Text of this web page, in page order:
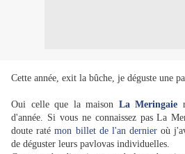
Cette année, exit la bûche, je déguste une
Oui celle que la maison La Meringaie
d'année. Si vous ne connaissez pas La
doute ratémon billet de l'an dernier où
de déguster leurs pavlovas individuelles.